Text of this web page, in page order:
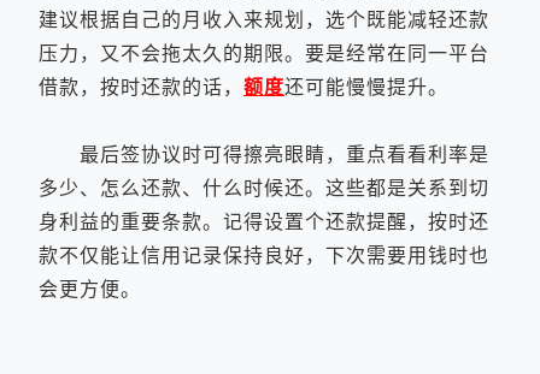
建议根据自己的月收入来规划，选个既能减轻还款
压力，又不会拖太久的期限。要是经常在同一平台
借款，按时还款的话， 额度还可能慢慢提升。
最后签协议时可得擦亮眼睛，重点看看利率是
多少、怎么还款、什么时候还。这些都是关系到切
身利益的重要条款。记得设置个还款提醒，按时还
款不仅能让信用记录保持良好，下次需要用钱时也
会更方便。